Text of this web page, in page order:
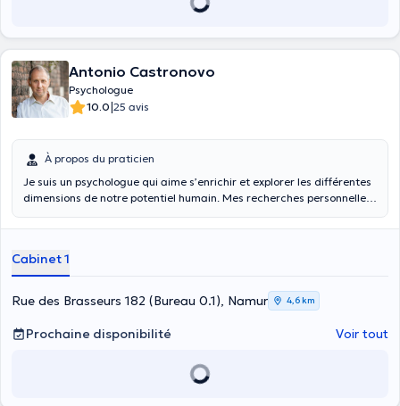
Antonio Castronovo
Psychologue
10.0|25 avis
À propos du praticien
Je suis un psychologue qui aime s’enrichir et explorer les différentes
dimensions de notre potentiel humain. Mes recherches personnelles
différentes approches psychologiques : dynamique des groupes et
corporelle, analyse systémique et métaphore thérapeutique, sand
tray, massage holistique, méditation, yoga tibétain, psychologie
positive, art thérapie, coaching professionnel. J’apprécie aussi
voyager et découvrir les différentes cultures (Europe, Inde, Chine,
Tibet, Russie) et la philosophie orientale fait partie de mes
nourritures spirituelles Admiratif de notre créativité humaine, je me
j’ai pris des pinceaux pour jouer avec la force de la peinture et je me
Cabinet 1
Rue des Brasseurs 182 (Bureau 0.1), Namur 4,6 km
Prochaine disponibilité Voir tout